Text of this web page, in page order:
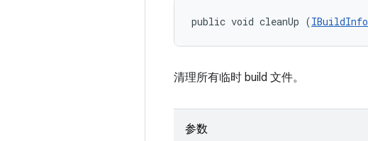
public void cleanUp (IBuildInfo
清理所有临时 build 文件。
参数